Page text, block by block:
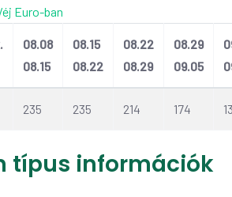
Euro-ban
08.08
08.15
08.15
08.22
08.22
08.29
08.29
09.05
235 235 214 174
típus információk